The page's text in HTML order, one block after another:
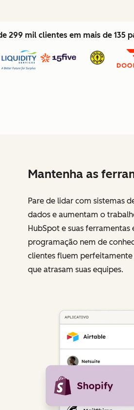
299 mil clientes em mais de 135
Mantenha as
Pare de lidar com sistemas
dados e aumentam o
HubSpot e suas ferramentas
programação nem de
clientes fluem
que atrasam suas equipes.